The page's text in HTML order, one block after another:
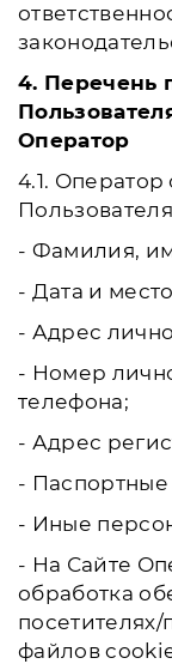
4. Перечень
Оператор
4.1.
- Фамилия,
- Дата и
- Адрес
- Номер
телефона;
- Адрес
-
- Иные
- На Сайте
обработка
посетителях/
файлов